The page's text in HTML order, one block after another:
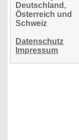
Deutschland,
Österreich und
Schweiz
Datenschutz
Impressum